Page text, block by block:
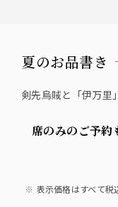
夏のお品書き
剣先烏賊と「伊万
席のみのご予
表示価格はすべて税